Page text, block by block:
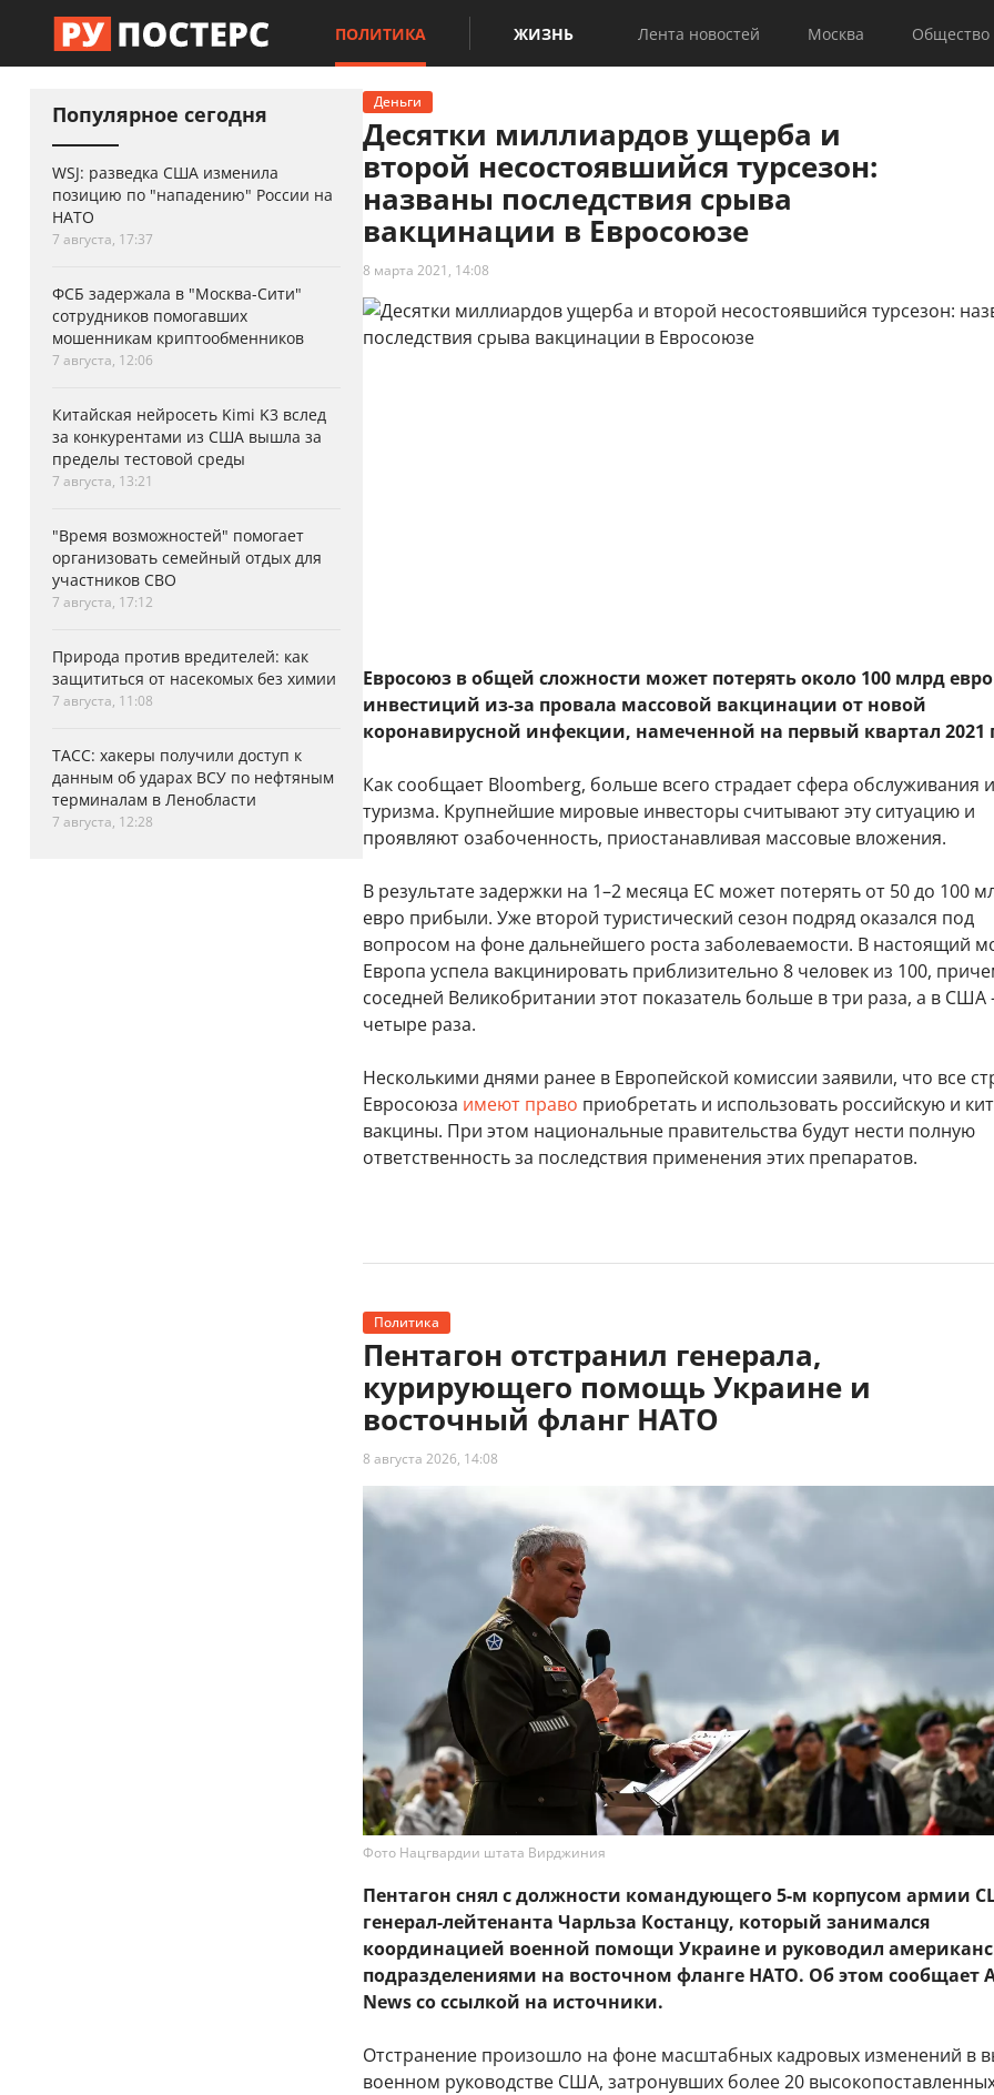
ПОЛИТИКА ЖИЗНЬ Лента новостей Москва Общество
Популярное сегодня
WSJ: разведка США изменила
позицию по "нападению" России на
НАТО
7 августа, 17:37
ФСБ задержала в "Москва-Сити"
сотрудников помогавших
мошенникам криптообменников
7 августа, 12:06
Китайская нейросеть Kimi K3 вслед
за конкурентами из США вышла за
пределы тестовой среды
7 августа, 13:21
"Время возможностей" помогает
организовать семейный отдых для
участников СВО
7 августа, 17:12
Природа против вредителей: как
защититься от насекомых без химии
7 августа, 11:08
ТАСС: хакеры получили доступ к
данным об ударах ВСУ по нефтяным
терминалам в Ленобласти
7 августа, 12:28
Деньги
Десятки миллиардов ущерба и
второй несостоявшийся турсезон:
названы последствия срыва
вакцинации в Евросоюзе
8 марта 2021, 14:08
Евросоюз в общей сложности может потерять около 100 млрд евро
инвестиций из-за провала массовой вакцинации от новой
коронавирусной инфекции, намеченной на первый квартал 2021
Как сообщает Bloomberg, больше всего страдает сфера обслуживания и
туризма. Крупнейшие мировые инвесторы считывают эту ситуацию и
проявляют озабоченность, приостанавливая массовые вложения.
В результате задержки на 1–2 месяца ЕС может потерять от 50 до 100
евро прибыли. Уже второй туристический сезон подряд оказался под
вопросом на фоне дальнейшего роста заболеваемости. В настоящий
Европа успела вакцинировать приблизительно 8 человек из 100,
соседней Великобритании этот показатель больше в три раза, а в
четыре раза.
Несколькими днями ранее в Европейской комиссии заявили, что все
Евросоюза имеют право приобретать и использовать российскую и
вакцины. При этом национальные правительства будут нести полную
ответственность за последствия применения этих препаратов.
Политика
Пентагон отстранил генерала,
курирующего помощь Украине и
восточный фланг НАТО
8 августа 2026, 14:08
Фото Нацгвардии штата Вирджиния
Пентагон снял с должности командующего 5-м корпусом армии
генерал-лейтенанта Чарльза Костанцу, который занимался
координацией военной помощи Украине и руководил
подразделениями на восточном фланге НАТО. Об этом сообщает
News со ссылкой на источники.
Отстранение произошло на фоне масштабных кадровых изменений в
военном руководстве США, затронувших более 20